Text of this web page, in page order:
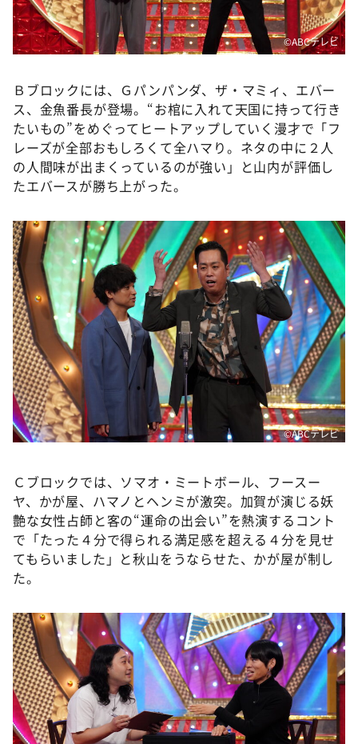
©️ABCテレビ
Ｂブロックには、Ｇパンパンダ、ザ・マミィ、エバー
ス、金魚番長が登場。“お棺に入れて天国に持って行き
たいもの”をめぐってヒートアップしていく漫才で「フ
レーズが全部おもしろくて全ハマり。ネタの中に２人
の人間味が出まくっているのが強い」と山内が評価し
たエバースが勝ち上がった。
©️ABCテレビ
Ｃブロックでは、ソマオ・ミートボール、フースー
ヤ、かが屋、ハマノとヘンミが激突。加賀が演じる妖
艶な女性占師と客の“運命の出会い”を熱演するコント
で「たった４分で得られる満足感を超える４分を見せ
てもらいました」と秋山をうならせた、かが屋が制し
た。